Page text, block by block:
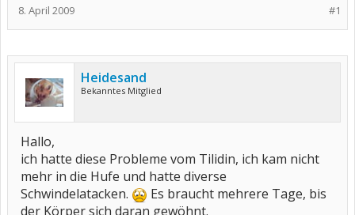
#1
8. April 2009
Heidesand
Bekanntes Mitglied
Hallo,
ich hatte diese Probleme vom Tilidin, ich kam nicht
mehr in die Hufe und hatte diverse
Schwindelatacken.
Es braucht mehrere Tage, bis
der Körper sich daran gewöhnt.